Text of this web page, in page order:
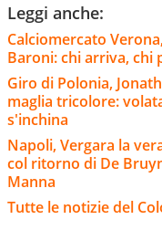
Leggi anche:
Calciomercato
Baroni: chi arriva, chi
Giro di Polonia,
maglia tricolore:
s'inchina
Napoli, Vergara la
col ritorno di De
Manna
Tutte le notizie del